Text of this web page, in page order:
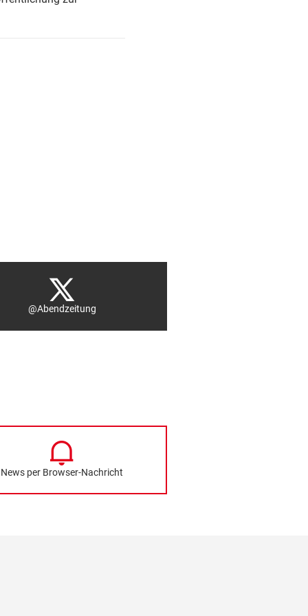
@Abendzeitung
News per Browser-Nachricht